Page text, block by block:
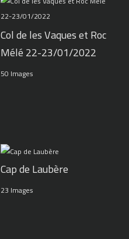
Col de les Vaques et Roc
Mélé 22-23/01/2022
50 Images
Cap de Laubère
23 Images